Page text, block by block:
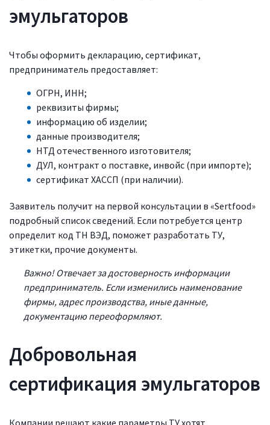
эмульгаторов
Чтобы оформить декларацию, сертификат,
предприниматель предоставляет:
ОГРН, ИНН;
реквизиты фирмы;
информацию об изделии;
данные производителя;
НТД отечественного изготовителя;
ДУЛ, контракт о поставке, инвойс (при импорте);
сертификат ХАССП (при наличии).
Заявитель получит на первой консультации в «Sertfood»
подробный список сведений. Если потребуется центр
определит код ТН ВЭД, поможет разработать ТУ,
этикетки, прочие документы.
Важно! Отвечает за достоверность информации
предприниматель. Если изменились наименование
фирмы, адрес производства, иные данные,
документацию переоформляют.
Добровольная
сертификация эмульгаторов
Компании решают какие параметры ТУ хотят